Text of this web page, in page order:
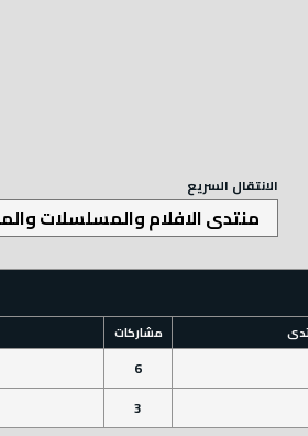
الانتقال السريع
مشاركات
6
3